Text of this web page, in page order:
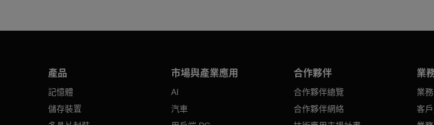
產品
記憶體
儲存裝置
市場與產業應用
AI
汽車
合作夥伴
合作夥伴總覽
合作夥伴網絡
業
業
客